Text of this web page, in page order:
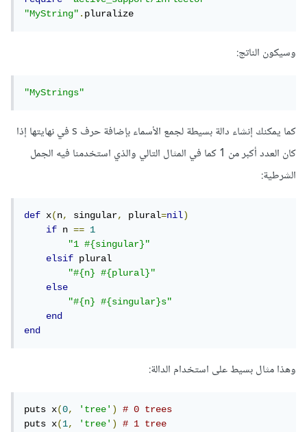
"MyString".pluralize
وسيكون الناتج:
"MyStrings"
كما يمكنك إنشاء دالة بسيطة لجمع الأسماء بإضافة حرف s في نهايتها إذا
كان العدد أكبر من 1 كما في المثال التالي والذي استخدمنا فيه الجمل
الشرطية:
def x(n, singular, plural=nil)
if n ==
1
"1 #{singular}"
elsif plural
"#{n} #{plural}"
else
"#{n} #{singular}s"
end
end
وهذا مثال بسيط على استخدام الدالة:
puts x(0, 'tree')
# 0 trees
puts x(1, 'tree')
# 1 tree